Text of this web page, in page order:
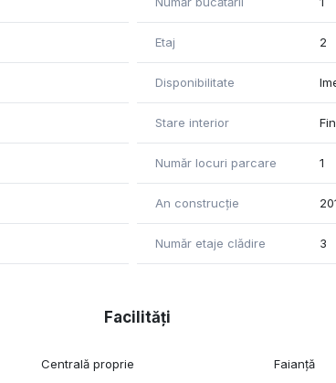
Etaj 2
Disponibilitate
Stare interior
Număr locuri parcare 1
An construcție
Număr etaje clădire 3
Facilități
Centrală proprie Faianță